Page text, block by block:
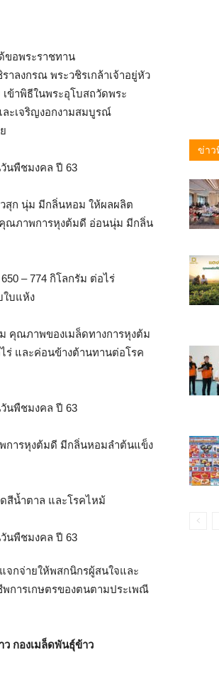
ขอพระราชทาน
ลงกรณ พระวชิรเกล้าเจ้าอยู่หัว
ข้าพิธีในพระอุโบสถวัดพระ
ะเจริญงอกงามสมบูรณ์
สุก นุ่ม มีกลิ่นหอม ให้ผลผลิต
ณภาพการหุงต้มดี อ่อนนุ่ม มีกลิ่น
– 774 กิโลกรัม ต่อไร่
ใบแห้ง
คุณภาพของเมล็ดทางการหุงต้ม
ร่ และค่อนข้างต้านทานต่อโรค
การหุงต้มดี มีกลิ่นหอมลำต้นแข็ง
สีน้ำตาล และโรคไหม้
จกจ่ายให้พสกนิกรผู้สนใจและ
การเกษตรของตนตามประเพณี
กองเมล็ดพันธุ์ข้าว
ข่าว